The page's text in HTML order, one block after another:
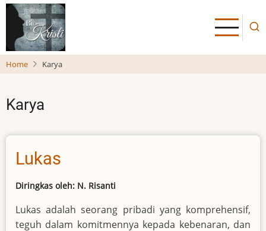
Skip
main
content
Home Karya
Karya
Lukas
Diringkas oleh: N. Risanti
Lukas adalah seorang pribadi yang komprehensif,
teguh dalam komitmennya kepada kebenaran, dan